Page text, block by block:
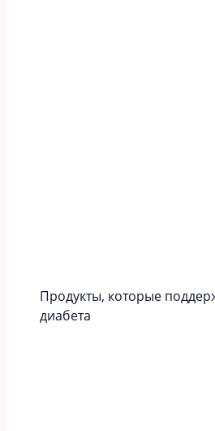
Продукты, которые
диабета